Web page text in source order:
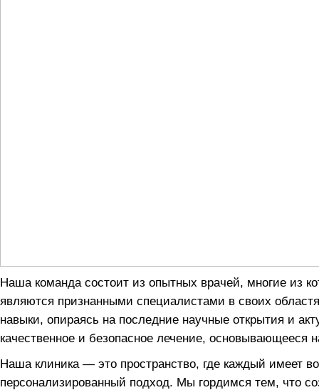
Наша команда состоит из опытных врачей, многие из
являются признанными специалистами в своих
навыки, опираясь на последние научные открытия и
качественное и безопасное лечение, основывающееся
Наша клиника — это пространство, где каждый имеет
персонализированный подход. Мы гордимся тем, что